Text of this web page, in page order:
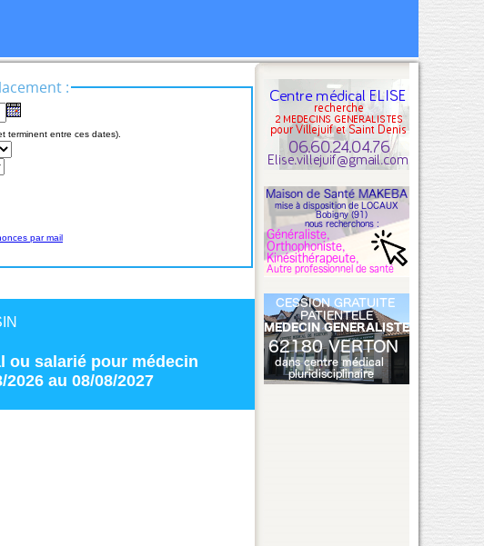
:
terminent entre ces dates).
par mail
ou salariépour médecin
2026 au 08/08/2027